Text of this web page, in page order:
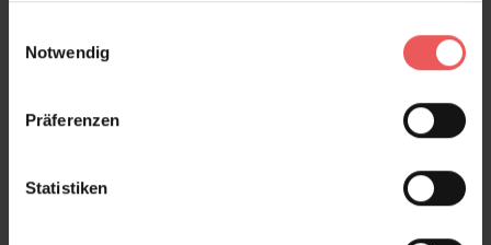
Notwendig
Präferenzen
Statistiken
Frage stellen